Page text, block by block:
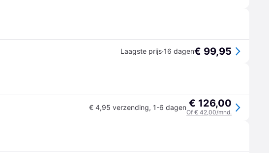
Laagste prijs·16 dagen€ 99,95
€ 4,95 verzending, 1-6 dagen € 126,00
Of € 42,00/mnd.